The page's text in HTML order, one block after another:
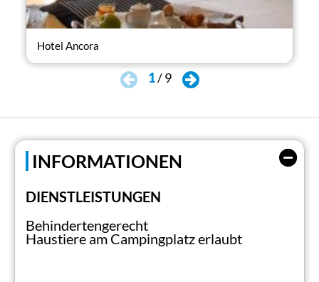
Hotel Ancora
1/9
INFORMATIONEN
DIENSTLEISTUNGEN
Behindertengerecht
Haustiere am Campingplatz erlaubt